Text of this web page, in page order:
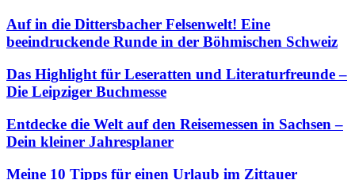
Auf in die Dittersbacher Felsenwelt! Eine
beeindruckende Runde in der Böhmischen Schweiz
Das Highlight für Leseratten und Literaturfreunde –
Die Leipziger Buchmesse
Entdecke die Welt auf den Reisemessen in Sachsen –
Dein kleiner Jahresplaner
Meine 10 Tipps für einen Urlaub im Zittauer